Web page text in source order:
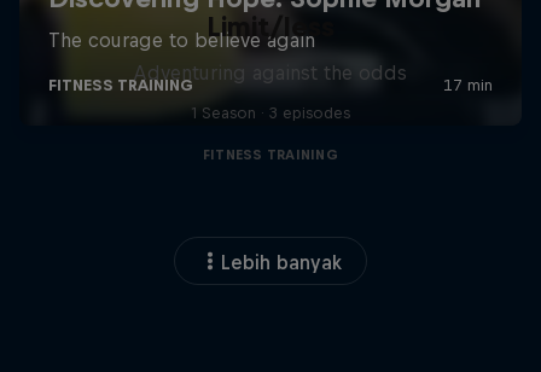
Limit/less
Adventuring against the odds
1 Season · 3 episodes
FITNESS TRAINING
Lebih banyak